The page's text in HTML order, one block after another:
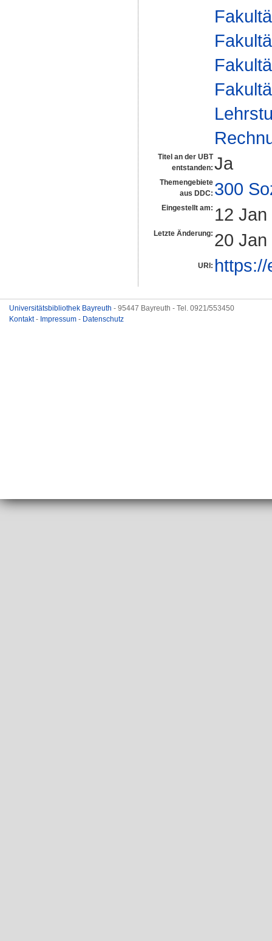
Titel an der UBT
entstanden: Ja
Themengebiete
aus DDC: 300
Eingestellt am: 12
Letzte Änderung: 20
URI:
Universitätsbibliothek Bayreuth - 95447 Bayreuth - Tel. 0921/553450
Kontakt- Impressum - Datenschutz